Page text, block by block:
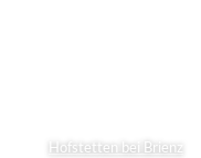
Hofstetten bei Brienz